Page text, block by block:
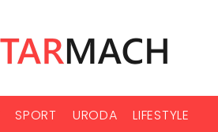
SPORT URODA LIFESTYLE